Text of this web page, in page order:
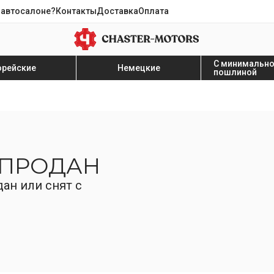
КонтактыДоставкаОплата
Немецкие
С
пошлиной
или снят с